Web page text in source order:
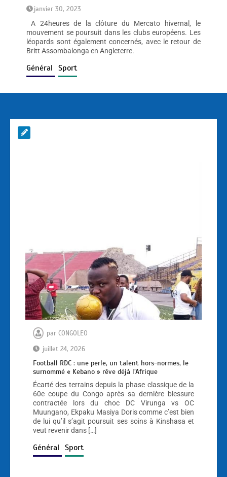
janvier 30, 2023
A 24heures de la clôture du Mercato hivernal, le
mouvement se poursuit dans les clubs européens. Les
léopards sont également concernés, avec le retour de
Britt Assombalonga en Angleterre.
Général Sport
par CONGOLEO
juillet 24, 2026
Football RDC : une perle, un talent hors-normes, le
surnommé « Kebano » rêve déjà l’Afrique
Écarté des terrains depuis la phase classique de la
60e coupe du Congo après sa dernière blessure
contractée lors du choc DC Virunga vs OC
Muungano, Ekpaku Masiya Doris comme c’est bien
de lui qu’il s’agit poursuit ses soins à Kinshasa et
veut revenir dans […]
Général Sport